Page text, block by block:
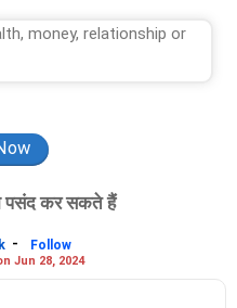
पसंद कर सकते हैं
-
Follow
Jun 28, 2024